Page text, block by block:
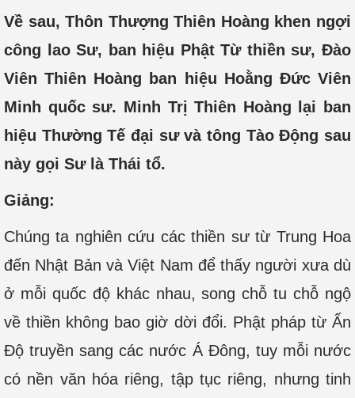
Về sau, Thôn Thượng Thiên Hoàng khen ngợi
công lao Sư, ban hiệu Phật Từ thiền sư, Đào
Viên Thiên Hoàng ban hiệu Hoằng Đức Viên
Minh quốc sư. Minh Trị Thiên Hoàng lại ban
hiệu Thường Tế đại sư và tông Tào Động sau
này gọi Sư là Thái tổ.
Giảng:
Chúng ta nghiên cứu các thiền sư từ Trung Hoa
đến Nhật Bản và Việt Nam để thấy người xưa dù
ở mỗi quốc độ khác nhau, song chỗ tu chỗ ngộ
về thiền không bao giờ dời đổi. Phật pháp từ Ấn
Độ truyền sang các nước Á Đông, tuy mỗi nước
có nền văn hóa riêng, tập tục riêng, nhưng tinh